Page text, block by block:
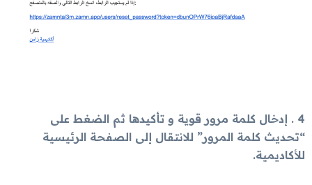
4 . إدخال كلمة مرور قوية و تأكيدها ثم الضغط على
“تحديث كلمة المرور” للانتقال إلى الصفحة الرئيسية
للأكاديمية.